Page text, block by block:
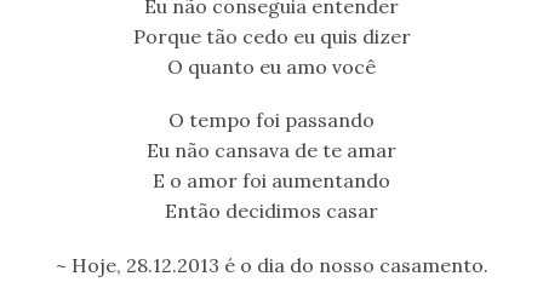
Eu não conseguia entender
Porque tão cedo eu quis dizer
O quanto eu amo você
O tempo foi passando
Eu não cansava de te amar
E o amor foi aumentando
Então decidimos casar
~ Hoje, 28.12.2013 é o dia do nosso casamento.